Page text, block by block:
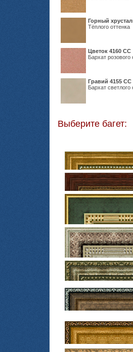
Горный
Тёплого оттенка
Цветок 4160 СС
Бархат розового
Гравий 4155 СС
Бархат светлого
Выберите багет: